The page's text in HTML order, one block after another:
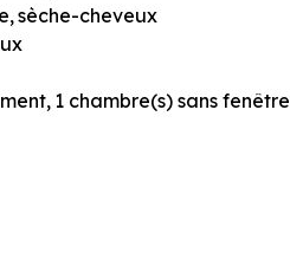
sèche-cheveux
1 chambre(s) sans fenêtre